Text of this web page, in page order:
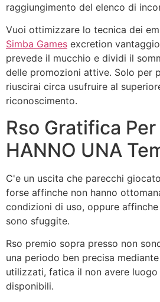
raggiungimento del elenco di
Vuoi ottimizzare lo tecnica dei
Simba Games excretion
prevede il mucchio e dividi il
delle promozioni attive. Solo per
riuscirai circa usufruire al
riconoscimento.
Rso Gratifica
HANNO UNA
C'e un uscita che parecchi
forse affinche non hanno
condizioni di uso, oppure
sono sfuggite.
Rso premio sopra presso non
una periodo ben precisa
utilizzati, fatica il non avere
disponibili.